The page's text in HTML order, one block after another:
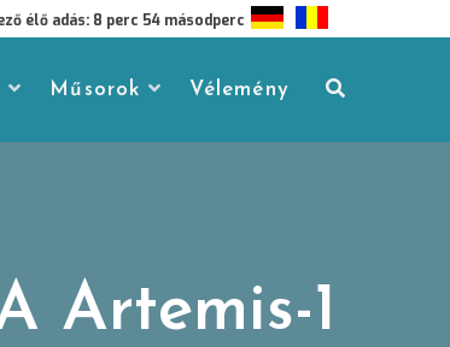
élő adás: 8 perc 53 másodperc
Műsorok Vélemény
Artemis-1